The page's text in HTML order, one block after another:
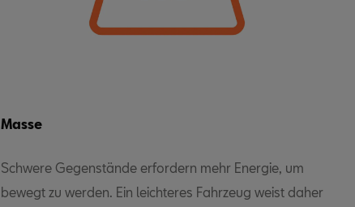
Masse
Schwere Gegenstände erfordern mehr Energie, um
bewegt zu werden. Ein leichteres Fahrzeug weist daher